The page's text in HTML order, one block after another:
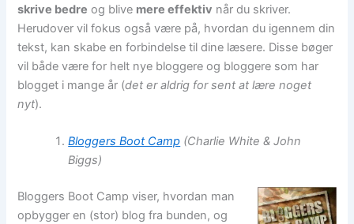
skrive bedre og blive mere effektiv når du skriver.
Herudover vil fokus også være på, hvordan du igennem din
tekst, kan skabe en forbindelse til dine læsere. Disse bøger
vil både være for helt nye bloggere og bloggere som har
blogget i mange år (det er aldrig for sent at lære noget
nyt).
Bloggers Boot Camp (Charlie White & John
Biggs)
Bloggers Boot Camp viser, hvordan man
opbygger en (stor) blog fra bunden, og